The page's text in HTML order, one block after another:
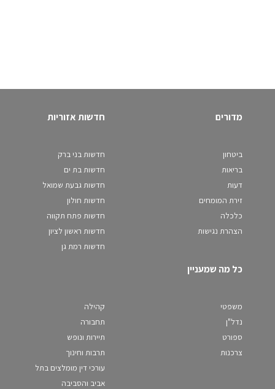
מדורים
ביטחון
בריאות
דעות
זירת המומחים
כלכלה
הצהרת נגישות
חדשות אזוריות
חדשות בני ברק
חדשות בת ים
חדשות גבעת שמואל
חדשות חולון
חדשות פתח תקווה
חדשות ראשון לציון
חדשות רמת גן
כל מה שמעניין
משפטי
נדל"ן
ספורט
צרכנות
קהילה
תחבורה
תיירות ונופש
תרבות וחינוך
עורכי דין מומלצים בתל
אביב והסביבה